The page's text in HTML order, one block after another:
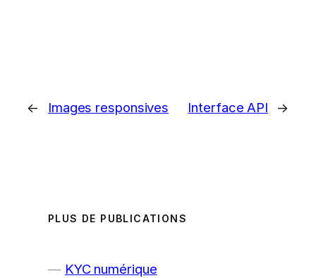
← Images responsives Interface API →
PLUS DE PUBLICATIONS
KYC numérique